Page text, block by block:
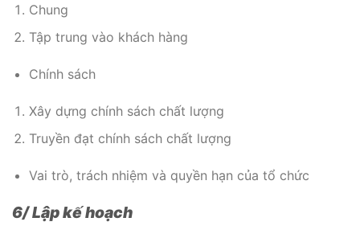
Chung
Tập trung vào khách hàng
Chính sách
Xây dựng chính sách chất lượng
Truyền đạt chính sách chất lượng
Vai trò, trách nhiệm và quyền hạn của tổ chức
6/ Lập kế hoạch